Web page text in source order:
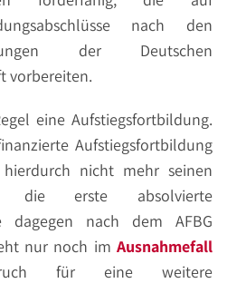
nach den
der Deutschen
vorbereiten.
eine Aufstiegsfortbildung.
Aufstiegsfortbildung
nicht mehr seinen
die erste absolvierte
dagegen nach dem AFBG
nur noch im Ausnahmefall
für eine weitere